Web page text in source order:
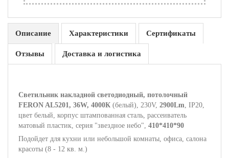
Описание Характеристики Сертификаты
Отзывы Доставка и логистика
Светильник накладной светодиодный, потолочный
FERON AL5201, 36W, 4000К (белый), 230V, 2900Lm, IP20,
цвет белый, корпус штампованная сталь, рассеиватель
матовый пластик, серия "звездное небо", 410*410*90
Подойдет для кухни или небольшой комнаты, офиса, салона
красоты (8 - 12 кв. м.)